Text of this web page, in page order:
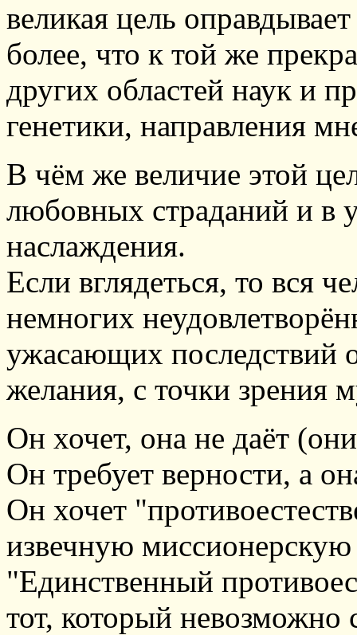
великая цель
более, что к той же
других областей наук и
генетики, направления
В чём же величие этой
любовных страданий и в
наслаждения.
Если вглядеться, то вся
немногих
ужасающих последствий
желания, с точки зрения
Он хочет, она не даёт
Он требует верности, а
Он хочет
извечную
"Единственный
тот, который